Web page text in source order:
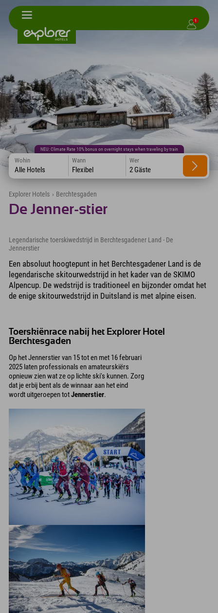
1
NEU: Climate Rate 10% bonus on overnight stays when traveling by train
Wohin
Alle Hotels
Wann
Flexibel
Wer
2 Gäste
Explorer Hotels › Berchtesgaden
De Jenner-stier
Legendarische toerskiwedstrijd in Berchtesgadener Land - De
Jennerstier
Een absoluut hoogtepunt in het Berchtesgadener Land is de
legendarische skitourwedstrijd in het kader van de SKIMO
Alpencup. De wedstrijd is traditioneel en bijzonder omdat het
de enige skitourwedstrijd in Duitsland is met alpine eisen.
Toerskiënrace nabij het Explorer Hotel
Berchtesgaden
Op het Jennerstier van 15 tot en met 16 februari
2025 laten professionals en amateurskiërs
opnieuw zien wat ze op lichte ski's kunnen. Zorg
dat je erbij bent als de winnaar aan het eind
wordt uitgeroepen totJennerstier.